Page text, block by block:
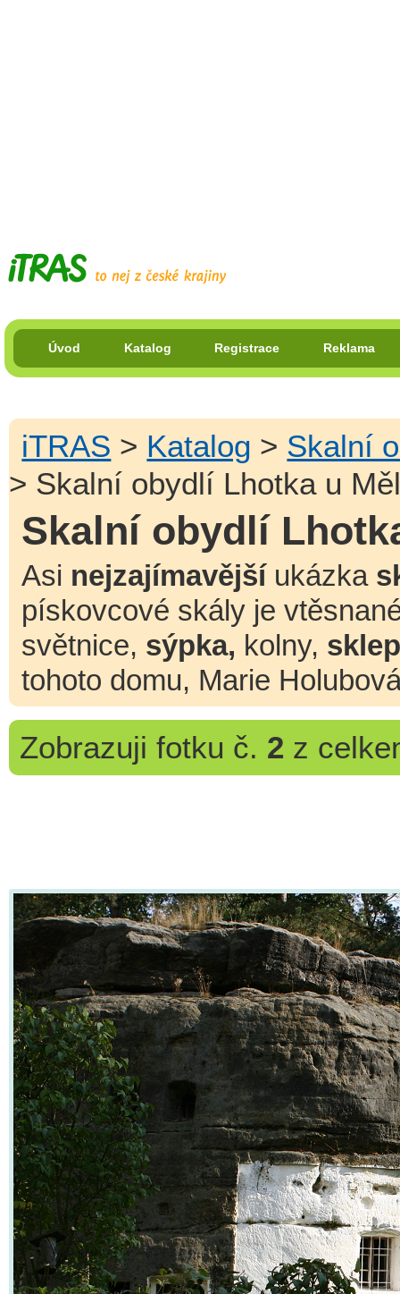
Úvod Katalog Registrace Reklama
iTRAS > Katalog > Skalní
> Skalní obydlí Lhotka u
Skalní obydlí
Asi nejzajímavějšíukázka
pískovcové skály je
světnice, sýpka, kolny,
tohoto domu, Marie
Zobrazuji fotku č. 2 z